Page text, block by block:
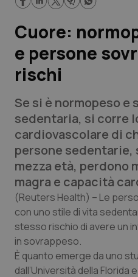
Lavoro e Professioni
Scienza e Farmaci
Studi e Analisi
Lettere al direttore
Edizioni Regionali
QS Pro
Professionisti
Abruzzo
QS Pro Gold
QS Club Newsletter
Cuore:
e persone
rischi
Se si è normopeso e
sedentaria, si corre
cardiovascolare di
persone
mezza età, perdono
magra e capacità
(Reuters Health) – Le
con uno stile di vita
stesso rischio di avere un
in sovrappeso.
È quanto emerge da uno
dall’Università della Florida